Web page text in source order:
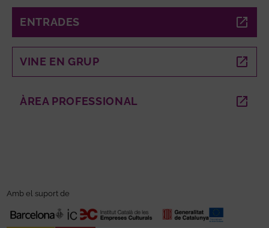
ENTRADES
VINE EN GRUP
ÀREA PROFESSIONAL ABRE EN NUEVA VENTANA
Amb el suport de